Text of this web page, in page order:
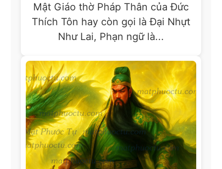
Mật Giáo thờ Pháp Thân của Đức
Thích Tôn hay còn gọi là Đại Nhựt
Như Lai, Phạn ngữ là...